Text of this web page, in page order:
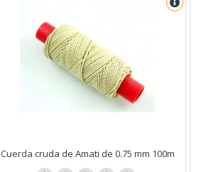
Cuerda cruda de Amati de 0.75 mm 100m